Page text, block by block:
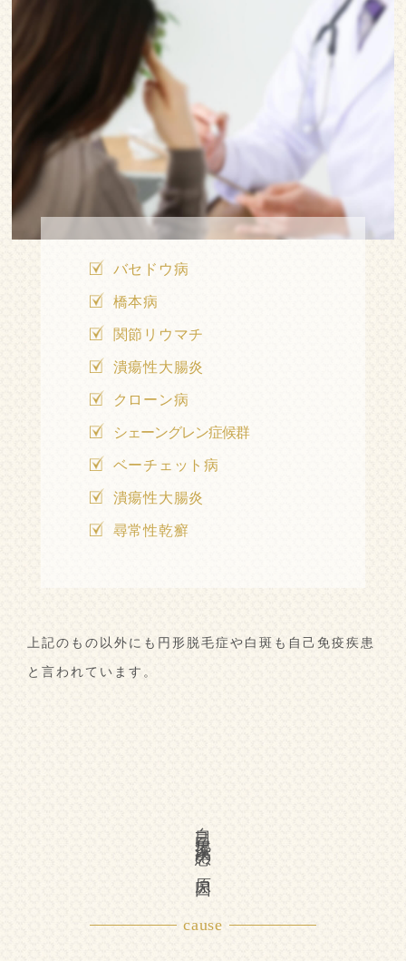
バセドウ病
橋本病
関節リウマチ
潰瘍性大腸炎
クローン病
シェーングレン症候群
ベーチェット病
潰瘍性大腸炎
尋常性乾癬
上記のもの以外にも円形脱毛症や白斑も自己免疫疾患
と言われています。
自己免疫疾患の原因
cause